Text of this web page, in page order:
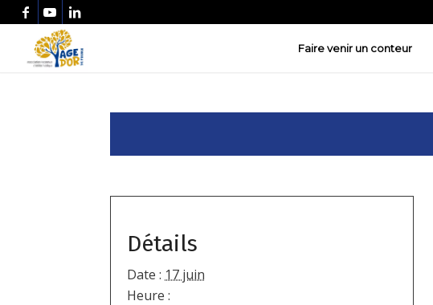
Faire venir un conteur
Détails
Date : 17 juin
Heure :